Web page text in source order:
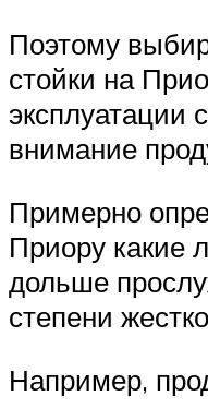
Поэтому
стойки на
эксплуатации
внимание
Примерно
Приору какие
дольше
степени
Например,